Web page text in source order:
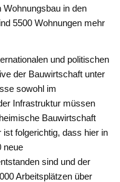
in den
5500 Wohnungen mehr
und politischen
der Bauwirtschaft unter
sowohl im
Infrastruktur müssen
Bauwirtschaft
folgerichtig, dass hier in
neue
sind und der
Arbeitsplätzen über